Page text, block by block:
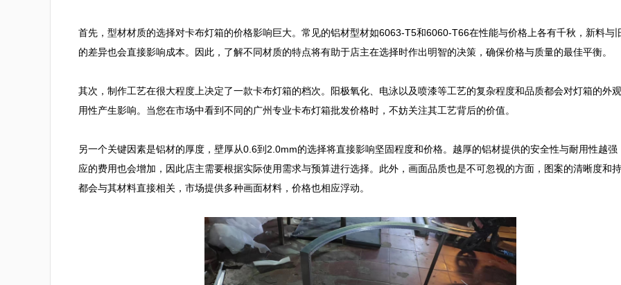
首先，型材材质的选择对卡布灯箱的价格影响巨大。常见的铝材型材如6063-T5和6060-T66在性能与价格上各有千秋，新料与
的差异也会直接影响成本。因此，了解不同材质的特点将有助于店主在选择时作出明智的决策，确保价格与质量的最佳平衡。
其次，制作工艺在很大程度上决定了一款卡布灯箱的档次。阳极氧化、电泳以及喷漆等工艺的复杂程度和品质都会对灯箱的外
用性产生影响。当您在市场中看到不同的广州专业卡布灯箱批发价格时，不妨关注其工艺背后的价值。
另一个关键因素是铝材的厚度，壁厚从0.6到2.0mm的选择将直接影响坚固程度和价格。越厚的铝材提供的安全性与耐用性越强
应的费用也会增加，因此店主需要根据实际使用需求与预算进行选择。此外，画面品质也是不可忽视的方面，图案的清晰度和
都会与其材料直接相关，市场提供多种画面材料，价格也相应浮动。